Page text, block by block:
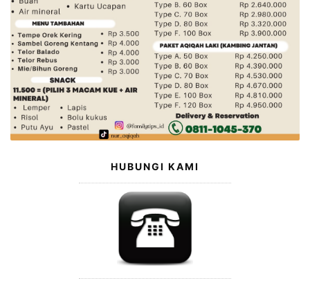
HUBUNGI KAMI